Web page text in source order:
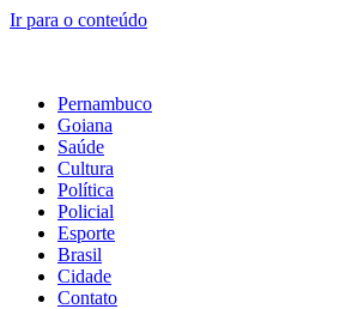
Ir para o conteúdo
Pernambuco
Goiana
Saúde
Cultura
Política
Policial
Esporte
Brasil
Cidade
Contato